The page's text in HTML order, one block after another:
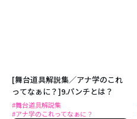
[舞台道具解説集／アナ学のこれ
ってなぁに？]9.パンチとは？
#舞台道具解説集
#アナ学のこれってなぁに？